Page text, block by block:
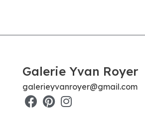
Galerie Yvan Royer
galerieyvanroyer@gmail.com